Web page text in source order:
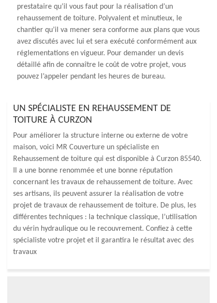
prestataire qu’il vous faut pour la réalisation d’un
rehaussement de toiture. Polyvalent et minutieux, le
chantier qu’il va mener sera conforme aux plans que vous
avez discutés avec lui et sera exécuté conformément aux
réglementations en vigueur. Pour demander un devis
détaillé afin de connaître le coût de votre projet, vous
pouvez l’appeler pendant les heures de bureau.
UN SPÉCIALISTE EN REHAUSSEMENT DE
TOITURE À CURZON
Pour améliorer la structure interne ou externe de votre
maison, voici MR Couverture un spécialiste en
Rehaussement de toiture qui est disponible à Curzon 85540.
Il a une bonne renommée et une bonne réputation
concernant les travaux de rehaussement de toiture. Avec
ses artisans, ils peuvent assurer la réalisation de votre
projet de travaux de rehaussement de toiture. De plus, les
différentes techniques : la technique classique, l’utilisation
du vérin hydraulique ou le recouvrement. Confiez à cette
spécialiste votre projet et il garantira le résultat avec des
travaux